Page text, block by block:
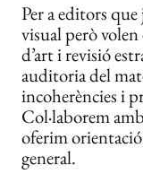
Per a editors
visual però
d’art i revisió
auditoria del
incoherències i
Col·laborem
oferim
general.